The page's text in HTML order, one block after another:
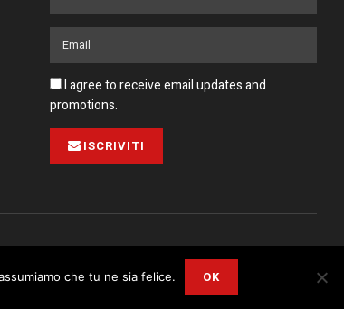
I agree to receive email updates and
promotions.
ISCRIVITI
Pubblicità Collabora con noi Contatto Privacy Policy
Cookie Policy. I Agree
che tu ne sia felice. OK